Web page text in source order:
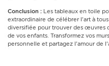
Conclusion : Les tableaux en toile
extraordinaire de célébrer l'art à
diversifiée pour trouver des œuvres
de vos enfants. Transformez vos
personnelle et partagez l'amour de